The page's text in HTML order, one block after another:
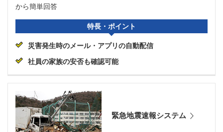
から簡単回答
特長・ポイント
災害発生時のメール・アプリの自動配信
社員の家族の安否も確認可能
緊急地震速報システム